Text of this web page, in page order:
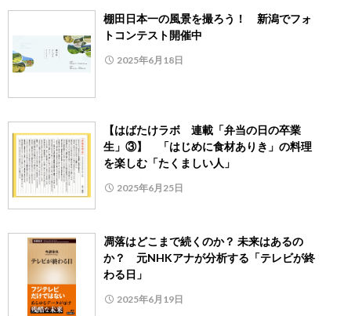
棚田日本一の風景を撮ろう！ 新潟でフォ
トコンテスト開催中
2025年6月18日
【はばたけラボ 連載「弁当の日の卒業
生」③】 「はじめに食材ありき」の料理
を楽しむ「たくましい人」
2025年6月25日
凋落はどこまで続くのか？ 未来はあるの
か？ 元NHKアナが分析する「テレビが終
わる日」
2025年6月19日